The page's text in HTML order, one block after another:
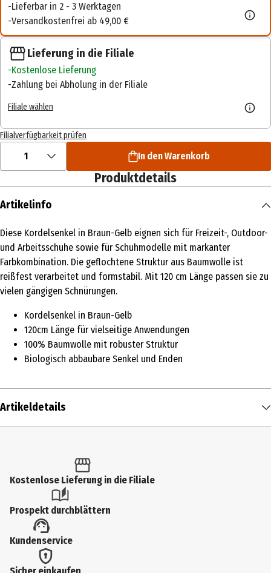
Lieferbar in 2 - 3 Werktagen
Versandkostenfrei ab 49,00 €
Lieferung in die Filiale
Kostenlose Lieferung
Zahlung bei Abholung in der Filiale
Filiale wählen
Filialverfügbarkeit prüfen
1 In den Warenkorb
Produktdetails
Artikelinfo
Diese Kordelsenkel in Braun-Gelb eignen sich für Freizeit-, Outdoor-
und Arbeitsschuhe sowie für Schuhmodelle mit markanter
Farbkombination. Die geflochtene Struktur aus Baumwolle ist
reißfest verarbeitet und formstabil. Mit 120 cm Länge passen sie zu
vielen gängigen Schnürungen.
Kordelsenkel in Braun-Gelb
120cm Länge für vielseitige Anwendungen
100% Baumwolle mit robuster Struktur
Biologisch abbaubare Senkel und Enden
Artikeldetails
Produkttyp
Braun, Gelb
Materialdetails
Kostenlose Lieferung in die Filiale
Prospekt durchblättern
Kundenservice